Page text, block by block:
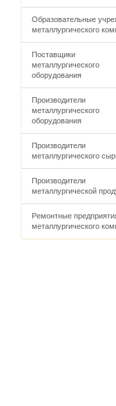
Образовательные
металлургического
Поставщики
металлургического
оборудования
Производители
металлургического
оборудования
Производители
металлургического
Производители
металлургической
Ремонтные
металлургического